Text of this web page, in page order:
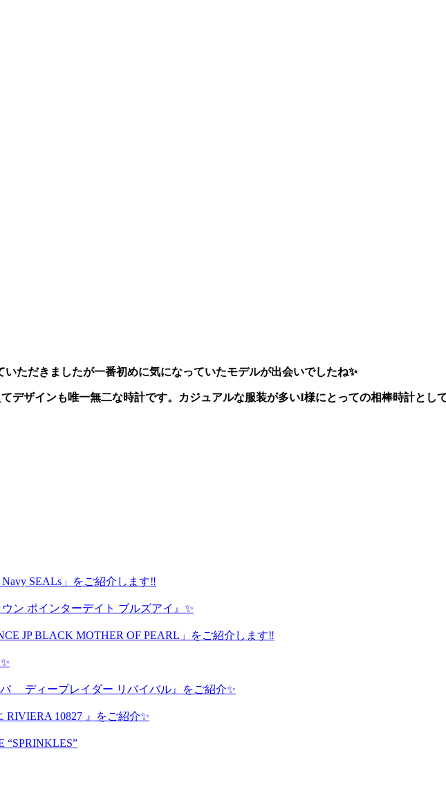
ただきましたが一番初めに気になっていたモデルが出会いでしたね✨
デザインも唯一無二な時計です。カジュアルな服装が多いI様にとっての相棒時計とし
Navy SEALs」をご紹介します‼️
ン ポインターデイト ブルズアイ』✨
JP BLACK MOTHER OF PEARL」をご紹介します‼️
ディープレイダー リバイバル』をご紹介✨
10827 』をご紹介✨
“SPRINKLES”